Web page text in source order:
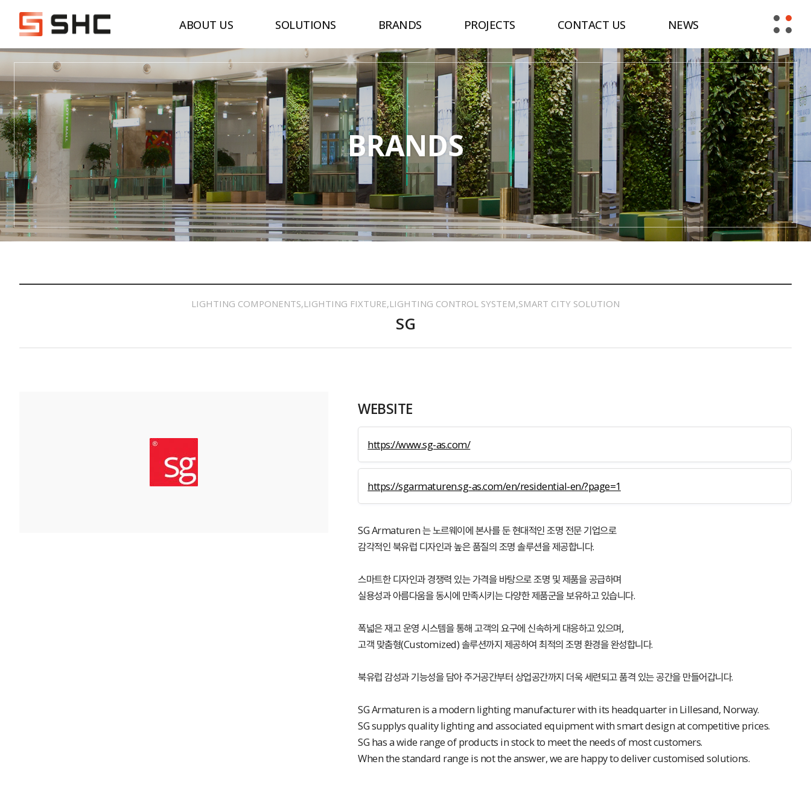
ABOUT US SOLUTIONS BRANDS PROJECTS CONTACT US NEWS
BRANDS
LIGHTING COMPONENTS,LIGHTING FIXTURE,LIGHTING CONTROL SYSTEM,SMART CITY SOLUTION
SG
WEBSITE
https://www.sg-as.com/
https://sgarmaturen.sg-as.com/en/residential-en/?page=1
SG Armaturen 는 노르웨이에 본사를 둔 현대적인 조명 전문 기업으로
감각적인 북유럽 디자인과 높은 품질의 조명 솔루션을 제공합니다.
스마트한 디자인과 경쟁력 있는 가격을 바탕으로 조명 및 제품을 공급하며
실용성과 아름다움을 동시에 만족시키는 다양한 제품군을 보유하고 있습니다.
폭넓은 재고 운영 시스템을 통해 고객의 요구에 신속하게 대응하고 있으며,
고객 맞춤형(Customized) 솔루션까지 제공하여 최적의 조명 환경을 완성합니다.
북유럽 감성과 기능성을 담아 주거공간부터 상업공간까지 더욱 세련되고 품격 있는 공간을 만들어갑니다.
SG Armaturen is a modern lighting manufacturer with its headquarter in Lillesand, Norway.
SG supplys quality lighting and associated equipment with smart design at competitive prices.
SG has a wide range of products in stock to meet the needs of most customers.
When the standard range is not the answer, we are happy to deliver customised solutions.